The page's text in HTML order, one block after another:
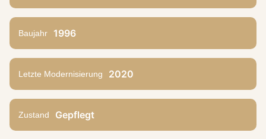
Baujahr 1996
Letzte Modernisierung 2020
Zustand Gepflegt